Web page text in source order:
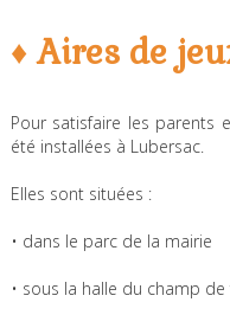
♦ Aires de
Pour satisfaire les parents
été installées à Lubersac.
Elles sont situées :
• dans le parc de la mairie
• sous la halle du champ de